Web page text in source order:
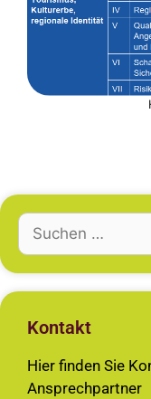
Kontakt
Hier finden Sie
Ansprechpartner